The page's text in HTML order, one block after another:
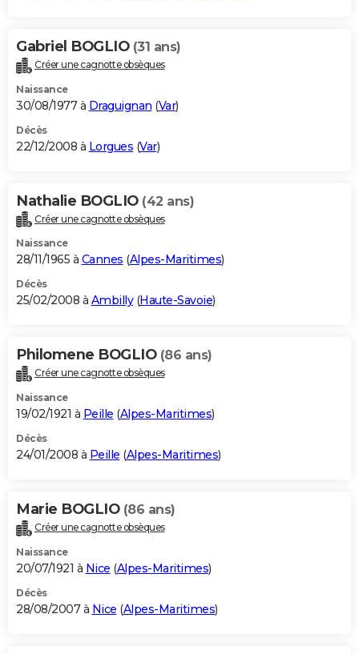
Gabriel BOGLIO (31 ans)
Créer une cagnotte obsèques
Naissance
30/08/1977 à Draguignan (Var)
Décès
22/12/2008 à Lorgues (Var)
Nathalie BOGLIO (42 ans)
Créer une cagnotte obsèques
Naissance
28/11/1965 à Cannes (Alpes-Maritimes)
Décès
25/02/2008 à Ambilly(Haute-Savoie)
Philomene BOGLIO (86 ans)
Créer une cagnotte obsèques
Naissance
19/02/1921 à Peille (Alpes-Maritimes)
Décès
24/01/2008 à Peille (Alpes-Maritimes)
Marie BOGLIO (86 ans)
Créer une cagnotte obsèques
Naissance
20/07/1921 à Nice (Alpes-Maritimes)
Décès
28/08/2007 à Nice (Alpes-Maritimes)